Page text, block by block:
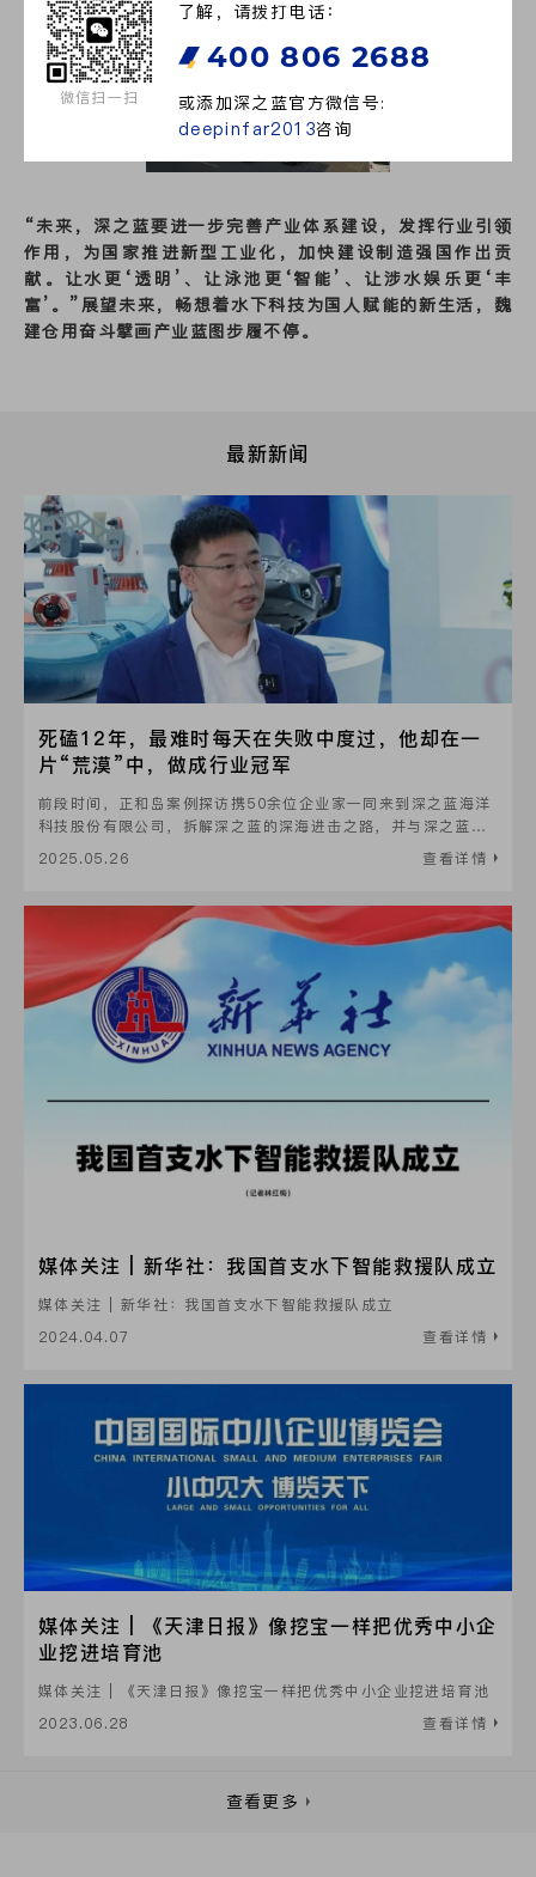
“未来，深之蓝要进一步完善产业体系建设，发挥行业引领
作用，为国家推进新型工业化，加快建设制造强国作出贡
献。让水更‘透明’、让泳池更‘智能’、让涉水娱乐更‘丰
富’。”展望未来，畅想着水下科技为国人赋能的新生活，魏
建仓用奋斗擘画产业蓝图步履不停。
最新新闻
死磕12年，最难时每天在失败中度过，他却在一
片“荒漠”中，做成行业冠军
前段时间，正和岛案例探访携50余位企业家一同来到深之蓝海洋
科技股份有限公司，拆解深之蓝的深海进击之路，并与深之蓝创
始人魏建仓进行了深度交流。
2025.05.26 查看详情
媒体关注 | 新华社：我国首支水下智能救援队成立
媒体关注 | 新华社：我国首支水下智能救援队成立
2024.04.07
查看详情
媒体关注 | 《天津日报》像挖宝一样把优秀中小企
业挖进培育池
媒体关注 | 《天津日报》像挖宝一样把优秀中小企业挖进培育池
2023.06.28
查看详情
查看更多
微信扫一扫
了解，请拨打电话：
400 806 2688
或添加深之蓝官方微信号:
deepinfar2013咨询